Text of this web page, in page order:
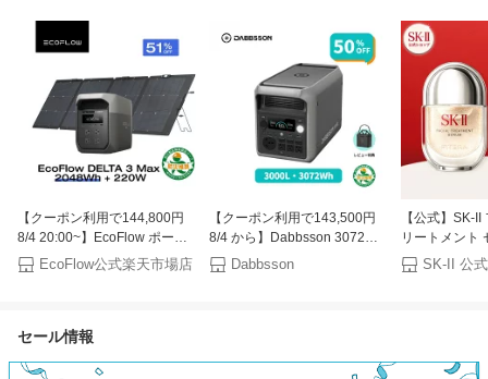
【クーポン利用で144,800円
8/4 20:00~】EcoFlow ポータ
ブル電源 ソーラーパネル セッ
ト DELTA 3 Max
リー 太陽光発電 防災グッズ
EcoFlow公式楽天市場店
【クーポン利用で143,500円
8/4 から】Dabbsson 3072Wh
ポータブル電源 3000L 3000W
半固体リン酸鉄リチウム 高出
Dabbsson
【公式】SK-
リートメント
SK-2 / SK-II（
正規品 送料無
セール情報